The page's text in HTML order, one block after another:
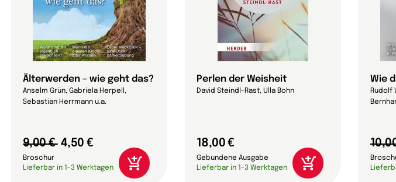
Älterwerden – wie geht das?
Anselm Grün, Gabriela Herpell,
Sebastian Herrmann u.a.
9,00 € 4,50 €
Broschur
Lieferbar in 1-3 Werktagen
Perlen der Weisheit
David Steindl-Rast, Ulla Bohn
18,00 €
Gebundene Ausgabe
Lieferbar in 1-3 Werktagen
Wie
Rudolf